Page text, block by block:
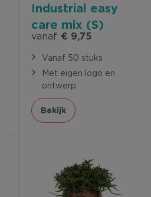
Industrial easy
care mix (S)
vanaf € 9,75
Vanaf 50 stuks
Met eigen logo en
ontwerp
Bekijk